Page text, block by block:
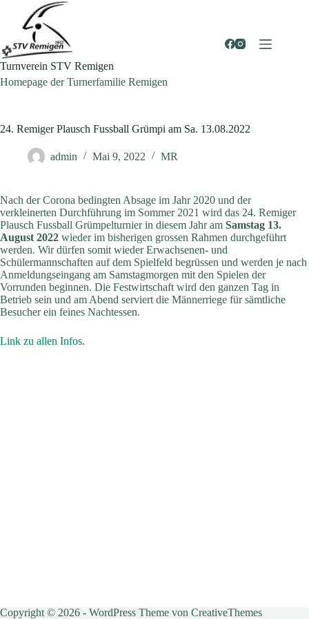
springen
Turnverein STV Remigen
Homepage der Turnerfamilie Remigen
24. Remiger Plausch Fussball Grümpi am Sa. 13.08.2022
admin Mai 9, 2022 MR
Nach der Corona bedingten Absage im Jahr 2020 und der
verkleinerten Durchführung im Sommer 2021 wird das 24. Remiger
Plausch Fussball Grümpelturnier in diesem Jahr am Samstag 13.
August 2022 wieder im bisherigen grossen Rahmen durchgeführt
werden. Wir dürfen somit wieder Erwachsenen- und
Schülermannschaften auf dem Spielfeld begrüssen und werden je nach
Anmeldungseingang am Samstagmorgen mit den Spielen der
Vorrunden beginnen. Die Festwirtschaft wird den ganzen Tag in
Betrieb sein und am Abend serviert die Männerriege für sämtliche
Besucher ein feines Nachtessen.
Link zu allen Infos.
Copyright © 2026 - WordPress Theme von CreativeThemes